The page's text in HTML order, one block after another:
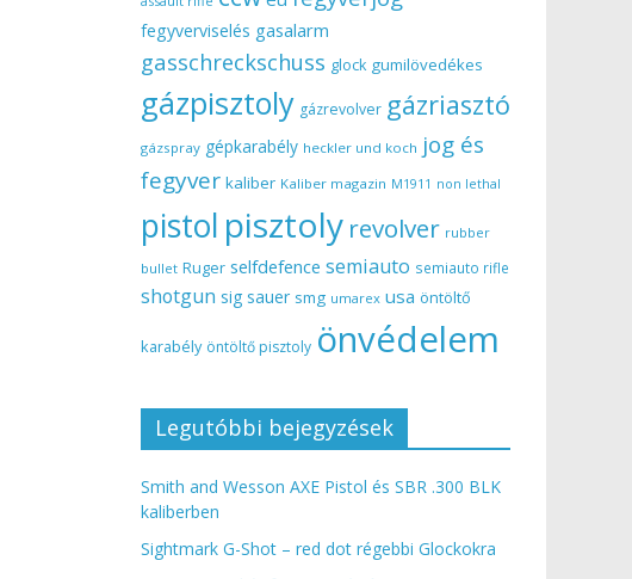
fegyverviselés gasalarm
gasschreckschuss glock gumilövedékes
gázpisztoly gázrevolver gázriasztó
gázspray gépkarabély heckler und koch jog és
fegyver kaliber Kaliber magazin M1911 non lethal
pistol pisztoly revolver rubber
bullet Ruger selfdefence semiauto semiauto rifle
shotgun sig sauer smg umarex usa öntöltő
karabély öntöltő pisztoly önvédelem
Legutóbbi bejegyzések
Smith and Wesson AXE Pistol és SBR .300 BLK
kaliberben
Sightmark G-Shot – red dot régebbi Glockokra